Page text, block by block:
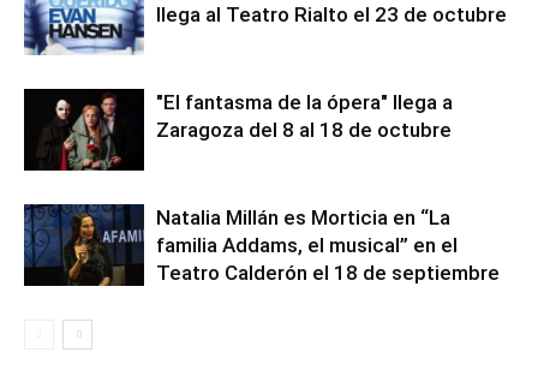
llega al Teatro Rialto el 23 de octubre
"El fantasma de la ópera" llega a
Zaragoza del 8 al 18 de octubre
Natalia Millán es Morticia en “La
familia Addams, el musical” en el
Teatro Calderón el 18 de septiembre